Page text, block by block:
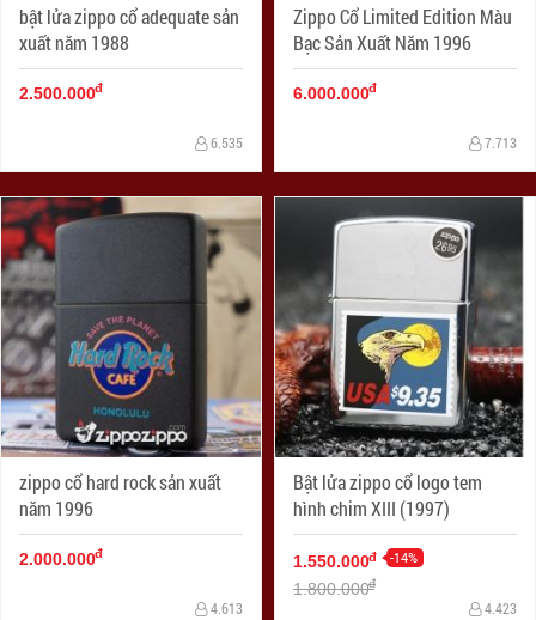
bật lửa zippo cổ adequate sản
xuất năm 1988
2.500.000đ
6.535
Zippo Cổ Limited Edition Màu
Bạc Sản Xuất Năm 1996
6.000.000đ
7.713
zippo cổ hard rock sản xuất
năm 1996
2.000.000đ
4.613
Bật lửa zippo cổ logo tem
hình chim XIII (1997)
1.550.000đ -14%
1.800.000đ
4.423